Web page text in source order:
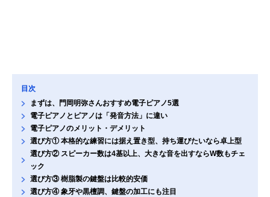
目次
まずは、門岡明弥さんおすすめ電子ピアノ5選
電子ピアノとピアノは「発音方法」に違い
電子ピアノのメリット・デメリット
選び方① 本格的な練習には据え置き型、持ち運びたいなら卓上型
選び方② スピーカー数は4基以上、大きな音を出すならW数もチェ
ック
選び方③ 樹脂製の鍵盤は比較的安価
選び方④ 象牙や黒檀調、鍵盤の加工にも注目